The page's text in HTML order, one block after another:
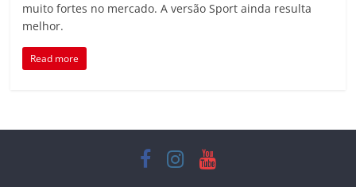
muito fortes no mercado. A versão Sport ainda resulta
melhor.
Read more